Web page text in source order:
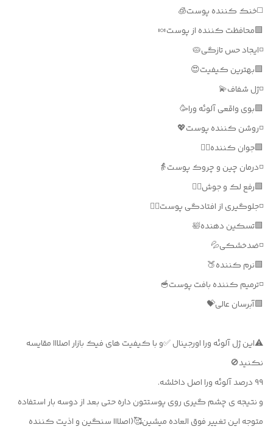
◻️خنک کننده پوست🧊
🟩محافظت کننده از پوست🍬
◽️ایجاد حس تازگی🥧
🟩بهترین کیفیت😍
◽️ژل شفاف💫
🟩بوی واقعی آلوئه ورا🥳
◽️روشن کننده پوست💖
🟩جوان کننده👱‍♀️
◽️درمان چین و چروک پوست👵
🟩رفع لک و جوش🚶‍♀️
◽️جلوگیری از افتادگی پوست💆‍♀️
🟩تسکین دهنده🛀
◽️ضدخشکی💦
🟩نرم کننده🍑
◽️ترمیم کننده بافت پوست🥣
🟩آبرسان عالی💝
⚠️این ژل آلوئه ورا اورجینال ✅️و با کیفیت های فیک بازار اصلااا مقایسه
نکنید🚫
۹۹ درصد آلوئه ورا اصل داخلشه.
و نتیجه ی چشم گیری روی پوستتون داره حتی بعد از دوسه بار استفاده
متوجه این تغییر فوق العاده میشین🥰(اصلااا سنگین و اذیت کننده